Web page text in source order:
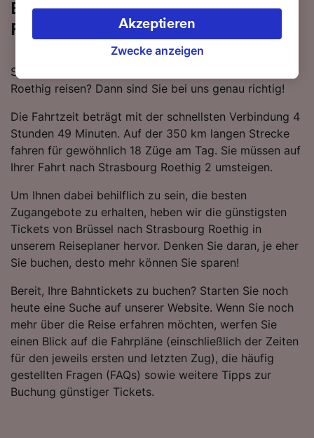
Bequem von Brüssel nach Strasbourg
Roethig - nehmen Sie den Zug!
Sie wollen mit dem Zug von Brüssel nach Strasbourg
Roethig reisen? Dann sind Sie bei uns genau richtig!
Die Fahrtzeit beträgt mit der schnellsten Verbindung 4
Stunden 49 Minuten. Auf der 350 km langen Strecke
fahren für gewöhnlich 18 Züge am Tag. Sie müssen auf
Ihrer Fahrt nach Strasbourg Roethig 2 umsteigen.
Um Ihnen dabei behilflich zu sein, die besten
Zugangebote zu erhalten, heben wir die günstigsten
Tickets von Brüssel nach Strasbourg Roethig in
unserem Reiseplaner hervor. Denken Sie daran, je eher
Sie buchen, desto mehr können Sie sparen!
Bereit, Ihre Bahntickets zu buchen? Starten Sie noch
heute eine Suche auf unserer Website. Wenn Sie noch
mehr über die Reise erfahren möchten, werfen Sie
einen Blick auf die Fahrpläne (einschließlich der Zeiten
für den jeweils ersten und letzten Zug), die häufig
gestellten Fragen (FAQs) sowie weitere Tipps zur
Buchung günstiger Tickets.
verarbeiten. Sie können Ihre Präferenzen
akzeptieren oder verwalten, einschließlich
Ihres Widerspruchsrechts bei berechtigtem
besuchen Sie jederzeit die Seite der
werden unseren Partnern signalisiert und
haben keinen Einfluss auf Surfdaten. Ihre
Daten werden nicht für Tracking-Zwecke
verwendet, wenn Sie uns gebeten haben, Ihr
Wir und unsere Partner verarbeiten Daten, um
Folgendes bereitzustellen:
Verwendung genauer Standortdaten.
Endgeräteeigenschaften zur Identifikation
aktiv abfragen. Speichern von oder Zugriff auf
Informationen auf einem Endgerät.
Personalisierte Werbung und Inhalte, Messung
von Werbeleistung und der Performance von
Inhalten, Zielgruppenforschung sowie
Entwicklung und Verbesserung von
Angeboten.
Liste der Partner (Lieferanten)
Zwecke anzeigen
Akzeptieren